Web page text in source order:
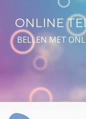
ONLINE
BELLEN MET